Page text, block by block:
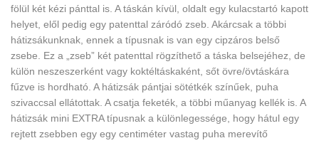
fölül két kézi pánttal is. A táskán kívül, oldalt egy kulacstartó kapott
helyet, elől pedig egy patenttal záródó zseb. Akárcsak a többi
hátizsákunknak, ennek a típusnak is van egy cipzáros belső
zsebe. Ez a „zseb” két patenttal rögzíthető a táska belsejéhez, de
külön neszeszerként vagy koktéltáskaként, sőt övre/övtáskára
fűzve is hordható. A hátizsák pántjai sötétkék színűek, puha
szivaccsal ellátottak. A csatja feketék, a többi műanyag kellék is. A
hátizsák mini EXTRA típusnak a különlegessége, hogy hátul egy
rejtett zsebben egy egy centiméter vastag puha merevítő